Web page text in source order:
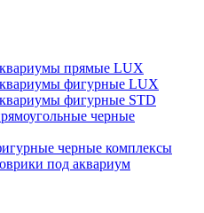
прямые LUX
фигурные LUX
фигурные STD
черные
черные комплексы
под аквариум